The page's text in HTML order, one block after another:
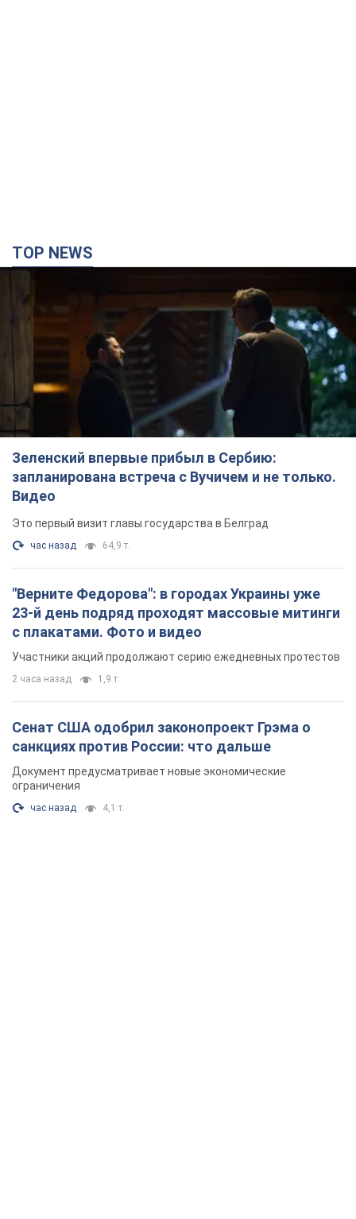
TOP NEWS
Зеленский впервые прибыл в Сербию:
запланирована встреча с Вучичем и не только.
Видео
Это первый визит главы государства в Белград
час назад 64,9 т.
"Верните Федорова": в городах Украины уже
23-й день подряд проходят массовые митинги
с плакатами. Фото и видео
Участники акций продолжают серию ежедневных протестов
2 часа назад 1,9 т.
Сенат США одобрил законопроект Грэма о
санкциях против России: что дальше
Документ предусматривает новые экономические
ограничения
час назад 4,1 т.